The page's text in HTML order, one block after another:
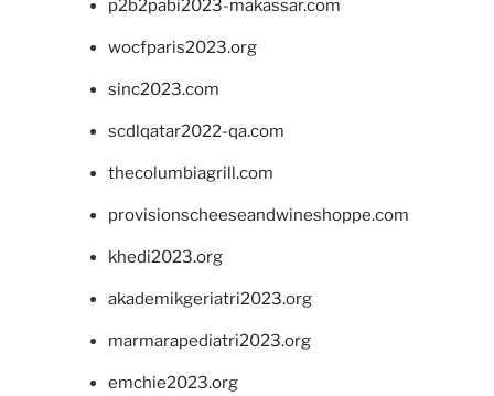
p2b2pabi2023-makassar.com
wocfparis2023.org
sinc2023.com
scdlqatar2022-qa.com
thecolumbiagrill.com
provisionscheeseandwineshoppe.com
khedi2023.org
akademikgeriatri2023.org
marmarapediatri2023.org
emchie2023.org